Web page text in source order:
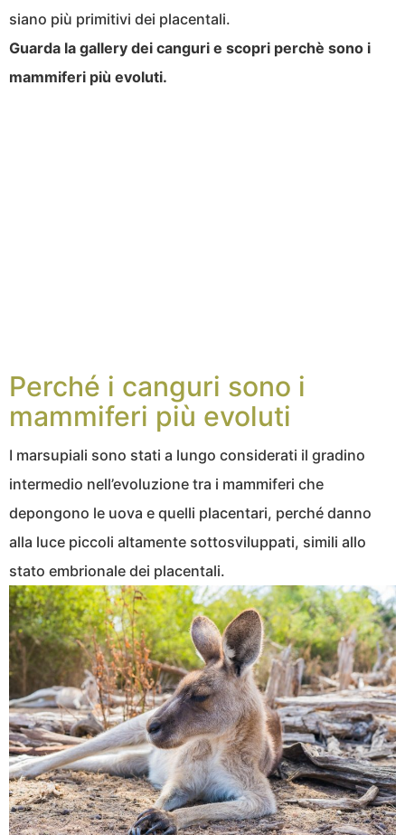
siano più primitivi dei placentali.
Guarda la gallery dei canguri e scopri perchè sono i
mammiferi più evoluti.
Perché i canguri sono i
mammiferi più evoluti
I marsupiali sono stati a lungo considerati il gradino
intermedio nell’evoluzione tra i mammiferi che
depongono le uova e quelli placentari, perché danno
alla luce piccoli altamente sottosviluppati, simili allo
stato embrionale dei placentali.